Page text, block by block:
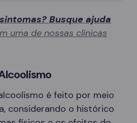
Busque ajuda
uma de nossas clínicas
é feito por meio
considerando o histórico